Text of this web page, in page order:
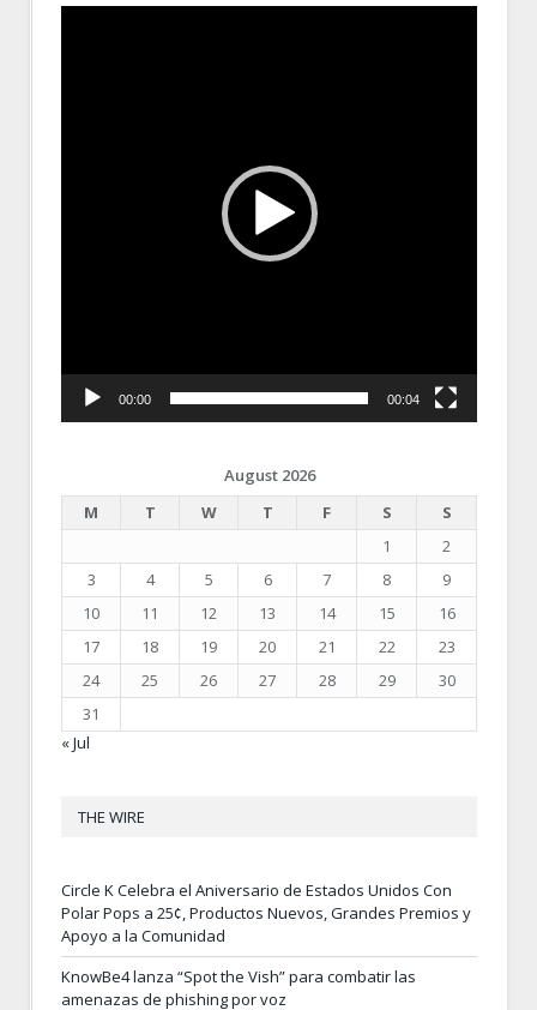
00:00 00:04
August 2026
M
T W T F S
S
1
2
3
4 5 6 7 8
9
10
11 12 13 14 15
16
17
18 19 20 21 22
23
24
25 26 27 28 29
30
31
« Jul
THE WIRE
Circle K Celebra el Aniversario de Estados Unidos Con
Polar Pops a 25¢, Productos Nuevos, Grandes Premios y
Apoyo a la Comunidad
KnowBe4 lanza “Spot the Vish” para combatir las
amenazas de phishing por voz